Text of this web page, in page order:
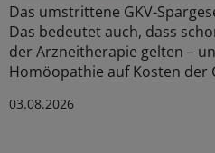
Das umstrittene GKV-
Das bedeutet auch, dass
der Arzneitherapie gelten –
Homöopathie auf Kosten der
03.08.2026